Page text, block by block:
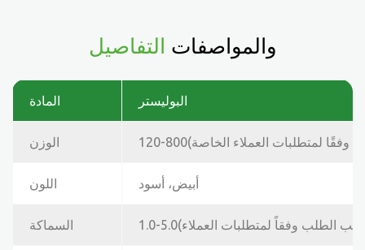
والمواصفات التفاصيل
المادة البوليستر
الوزن
اللون أبيض، أسود
السماكة (حسب الطلب وفقاً لمتطلبات العملاء)